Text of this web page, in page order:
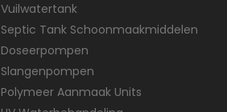
Vuilwatertank
Septic Tank Schoonmaakmiddelen
Doseerpompen
Slangenpompen
Polymeer Aanmaak Units